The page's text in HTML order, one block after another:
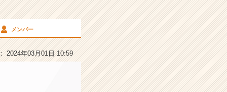
メンバー
2024年03月01日 10:59